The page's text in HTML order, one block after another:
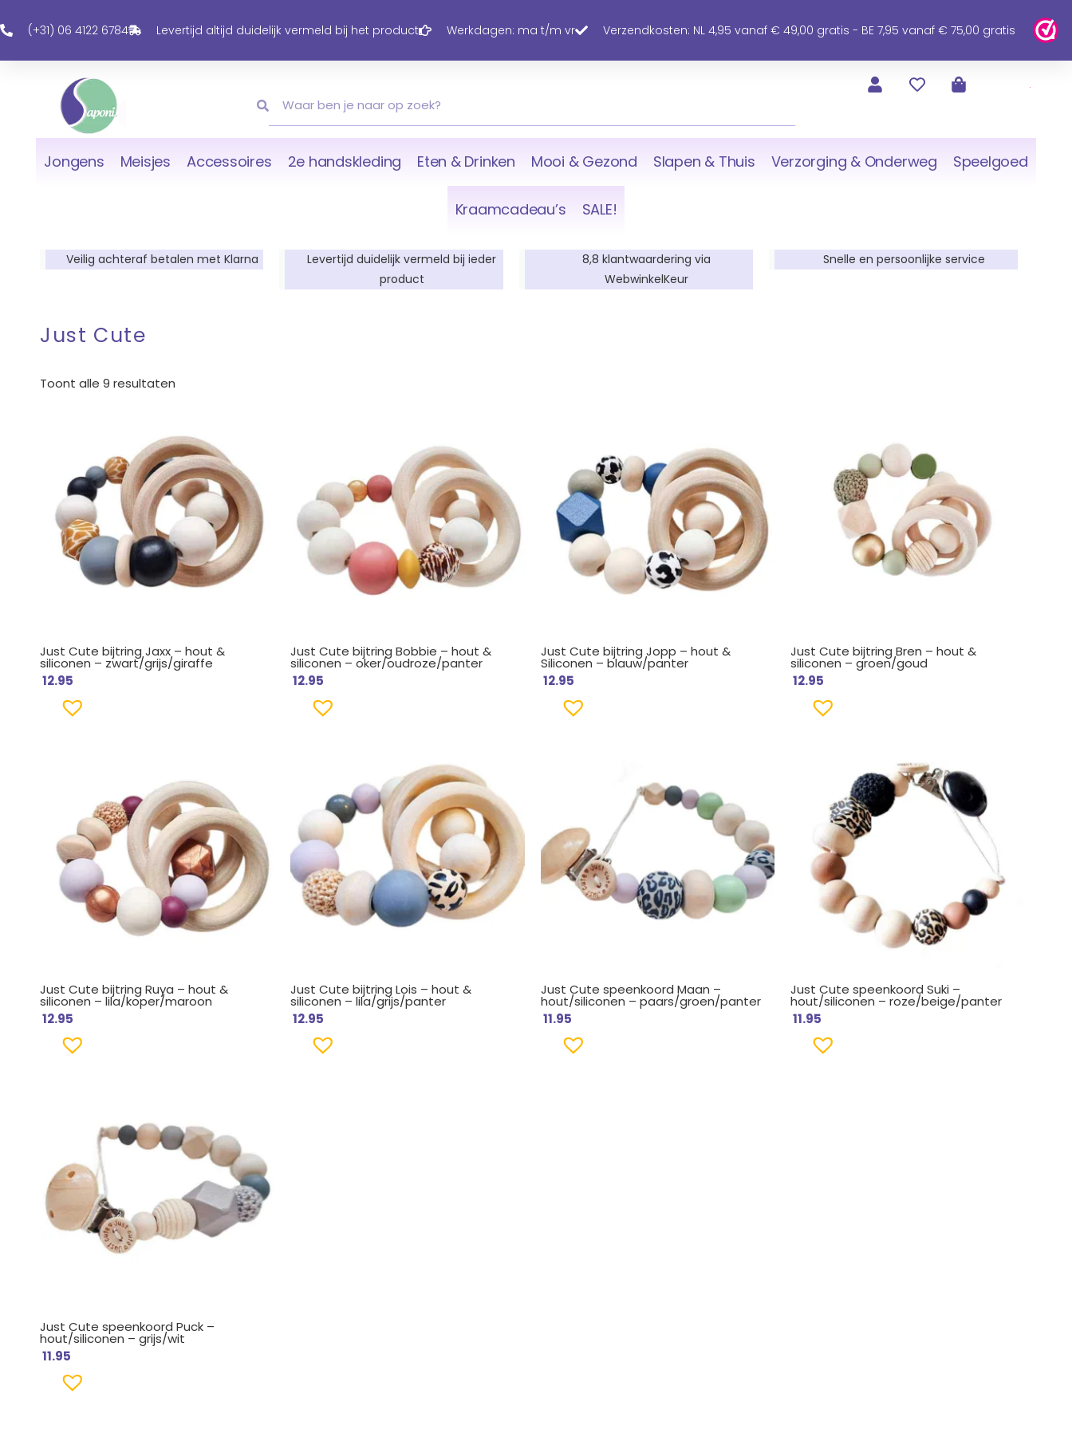
Naar
Inhoud
(+31) 06 4122 6784 Levertijd altijd duidelijk vermeld bij het product Werkdagen: ma t/m vr Verzendkosten: NL 4,95 vanaf € 49,00 gratis - BE 7,95 vanaf € 75,00 gratis
Jongens Meisjes Accessoires 2e handskleding Eten & Drinken Mooi & Gezond Slapen & Thuis Verzorging & Onderweg Speelgoed
Kraamcadeau’s SALE!
Veilig achteraf betalen met Klarna
Levertijd duidelijk vermeld bij ieder
product
8,8 klantwaardering via
WebwinkelKeur
Snelle en persoonlijke service
Just Cute
Toont alle 9 resultaten
Just Cute bijtring Jaxx – hout &
siliconen – zwart/grijs/giraffe
12.95
Just Cute bijtring Bobbie – hout &
siliconen – oker/oudroze/panter
12.95
Just Cute bijtring Jopp – hout &
Siliconen – blauw/panter
12.95
Just Cute bijtring Bren – hout &
siliconen – groen/goud
12.95
Just Cute bijtring Ruya – hout &
siliconen – lila/koper/maroon
12.95
Just Cute bijtring Lois – hout &
siliconen – lila/grijs/panter
12.95
Just Cute speenkoord Maan –
hout/siliconen – paars/groen/panter
11.95
Just Cute speenkoord Suki –
hout/siliconen – roze/beige/panter
11.95
Just Cute speenkoord Puck –
hout/siliconen – grijs/wit
11.95